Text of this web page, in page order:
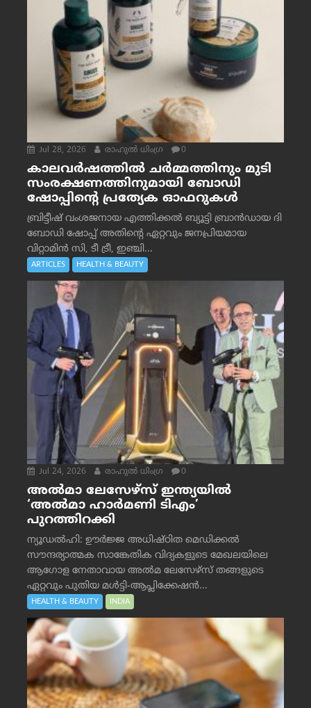
Jul 28, 2026 രാഹുല്‍ ധിംഗ്ര 0
കാലവർഷത്തിൽ ചർമ്മത്തിനും മുടി
സംരക്ഷണത്തിനുമായി ബോഡി
ഷോപ്പിന്റെ പ്രത്യേക ഓഫറുകൾ
ബ്രിട്ടീഷ് വംശജനായ എത്തിക്കൽ ബ്യൂട്ടി ബ്രാൻഡായ ദി
ബോഡി ഷോപ്പ് അതിന്റെ ഏറ്റവും ജനപ്രിയമായ
വിറ്റാമിൻ സി, ടീ ട്രീ, ഇഞ്ചി...
ARTICLES HEALTH & BEAUTY
Jul 24, 2026 രാഹുല്‍ ധിംഗ്ര 0
അൽമാ ലേസേഴ്സ് ഇന്ത്യയിൽ
‘അൽമാ ഹാർമണി ടിഎം’
പുറത്തിറക്കി
ന്യൂഡൽഹി: ഊർജ്ജ അധിഷ്ഠിത മെഡിക്കൽ
സൗന്ദര്യാത്മക സാങ്കേതിക വിദ്യകളുടെ മേഖലയിലെ
ആഗോള നേതാവായ അൽമ ലേസേഴ്സ് തങ്ങളുടെ
ഏറ്റവും പുതിയ മൾട്ടി-ആപ്ലിക്കേഷൻ...
HEALTH & BEAUTY INDIA